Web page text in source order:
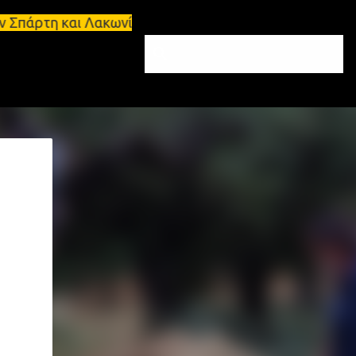
Λακωνία Σπάρτη - Ενοικιάζεται κατάστημα